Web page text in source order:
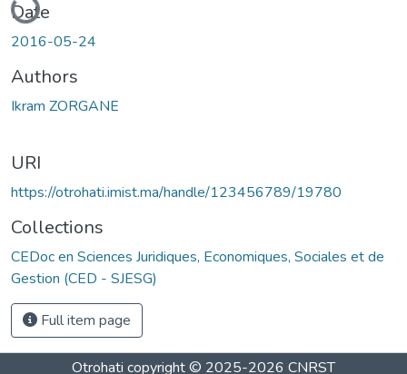
Date
2016-05-24
Authors
Ikram ZORGANE
URI
https://otrohati.imist.ma/handle/123456789/19780
Collections
CEDoc en Sciences Juridiques, Economiques, Sociales et de
Gestion (CED - SJESG)
Full item page
Otrohati copyright © 2025-2026 CNRST